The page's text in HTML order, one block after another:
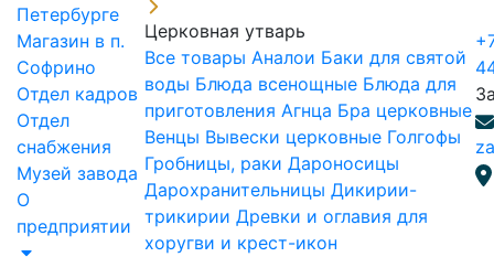
Петербурге
Магазин в п.
Софрино
Отдел кадров
Отдел
снабжения
Музей завода
О
предприятии
Церковная утварь
Все товары Аналои Баки для святой
воды Блюда всенощные Блюда для
приготовления Агнца Бра церковные
Венцы Вывески церковные Голгофы
Гробницы, раки Дароносицы
Дарохранительницы Дикирии-
трикирии Древки и оглавия для
хоругви и крест-икон